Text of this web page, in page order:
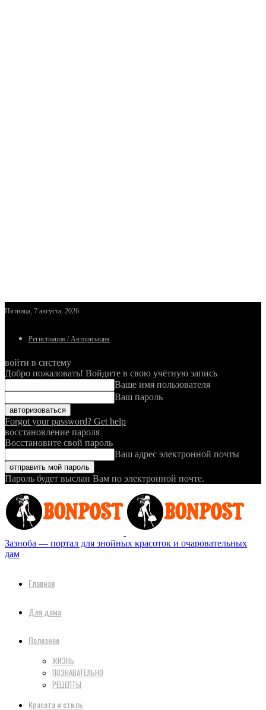
Пятница, 7 августа, 2026
Регистрация / Авторизация
войти в систему
Добро пожаловать! Войдите в свою учётную запись
Ваше имя пользователя
Ваш пароль
Forgot your password? Get help
восстановление пароля
Восстановите свой пароль
Ваш адрес электронной почты
Пароль будет выслан Вам по электронной почте.
Зазноба — портал для знойных красоток и очаровательных
дам
Главная
Для дома
Полезное
ЖИЗНЬ
ПОЗНАВАТЕЛЬНО
РЕЦЕПТЫ
Красота и стиль